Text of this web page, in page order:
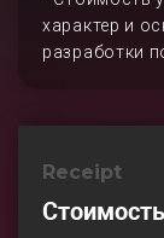
характер и
разработки
Receipt